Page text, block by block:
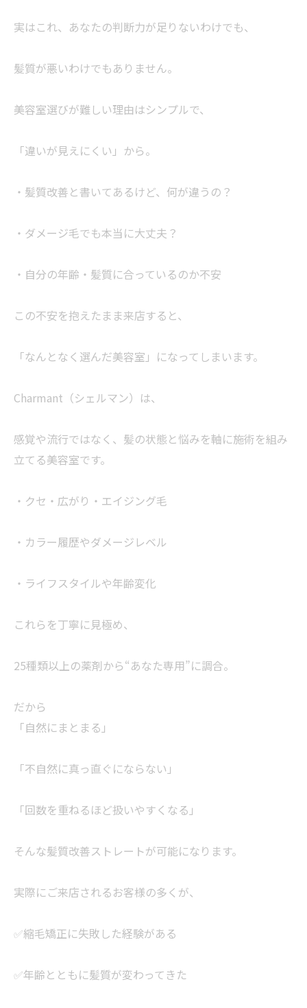
実はこれ、あなたの判断力が足りないわけでも、
髪質が悪いわけでもありません。
美容室選びが難しい理由はシンプルで、
「違いが見えにくい」から。
・髪質改善と書いてあるけど、何が違うの？
・ダメージ毛でも本当に大丈夫？
・自分の年齢・髪質に合っているのか不安
この不安を抱えたまま来店すると、
「なんとなく選んだ美容室」になってしまいます。
Charmant（シェルマン）は、
感覚や流行ではなく、髪の状態と悩みを軸に施術を組み
立てる美容室です。
・クセ・広がり・エイジング毛
・カラー履歴やダメージレベル
・ライフスタイルや年齢変化
これらを丁寧に見極め、
25種類以上の薬剤から“あなた専用”に調合。
だから
「自然にまとまる」
「不自然に真っ直ぐにならない」
「回数を重ねるほど扱いやすくなる」
そんな髪質改善ストレートが可能になります。
実際にご来店されるお客様の多くが、
✅縮毛矯正に失敗した経験がある
✅年齢とともに髪質が変わってきた